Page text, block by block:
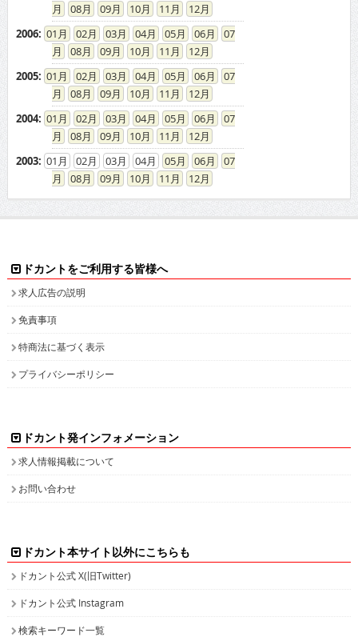
08
09 10 11
12
2006: 01 02 03 04 05 06
07
08
09 10 11
12
2005: 01 02 03 04 05 06
07
08
09 10 11
12
2004: 01 02 03 04 05 06
07
08
09 10 11
12
2003: 01 02 03 04 05 06
07
08
09 10 11 12
ドカントをご利用する皆様へ
求人広告の説明
免責事項
特商法に基づく表示
プライバシーポリシー
ドカント発インフォメーション
求人情報掲載について
お問い合わせ
ドカント本サイト以外にこちらも
ドカント公式 X(旧Twitter)
ドカント公式 Instagram
検索キーワード一覧